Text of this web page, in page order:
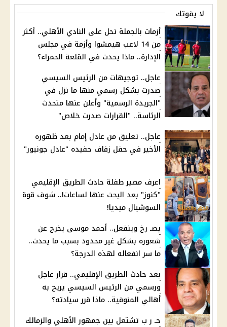
لا يفوتك
أزمات بالجملة تحل على النادي الأهلي.. أكثر
من 14 لاعب هيمشوا وأزمة في مجلس
الإدارة.. ماذا يحدث في القلعة الحمراء؟
عاجل.. توجيهات من الرئيس السيسي
صدرت بشكل رسمي منها ما نزل في
"الجريدة الرسمية" وأعلن عنها متحدث
الرئاسة.. "القرارات صدرت خلاص"
عاجل.. تعليق من عادل إمام بعد ظهوره
الأخير في حفل زفاف حفيده "عادل جونيور"
اعرف مصير طفلة حادث الطريق الإقليمي
"كنوز" بعد البحث عنها لساعات!.. شوف قوة
السوشيال ميديا!
يصـ رخ وينفعل.. أحمد موسى يخرج عن
شعوره بشكل غير محدود بسبب ما يحدث..
ما سر انفعاله لهذه الدرجة؟
بعد حادث الطريق الإقليمي.. قرار عاجل
ورسمي من الرئيس السيسي يريح به
أهالي المنوفية.. ماذا قرر سيادته؟
حـ ر ب تشتعل بين جمهور الأهلي والزمالك